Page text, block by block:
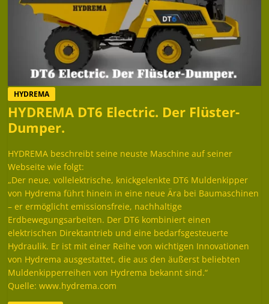
HYDREMA
HYDREMA DT6 Electric. Der Flüster-
Dumper.
HYDREMA beschreibt seine neuste Maschine auf seiner
Webseite wie folgt:
„Der neue, vollelektrische, knickgelenkte DT6 Muldenkipper
von Hydrema führt hinein in eine neue Ära bei Baumaschinen
– er ermöglicht emissionsfreie, nachhaltige
Erdbewegungsarbeiten. Der DT6 kombiniert einen
elektrischen Direktantrieb und eine bedarfsgesteuerte
Hydraulik. Er ist mit einer Reihe von wichtigen Innovationen
von Hydrema ausgestattet, die aus den äußerst beliebten
Muldenkipperreihen von Hydrema bekannt sind.“
Quelle: www.hydrema.com